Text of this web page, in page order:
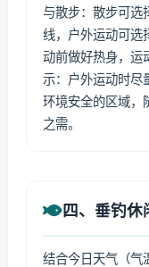
与散步：散步可选
线，户外运动可选
动前做好热身，运
示：户外运动时尽
环境安全的区域，
之需。
四、垂钓休
结合今日天气（气